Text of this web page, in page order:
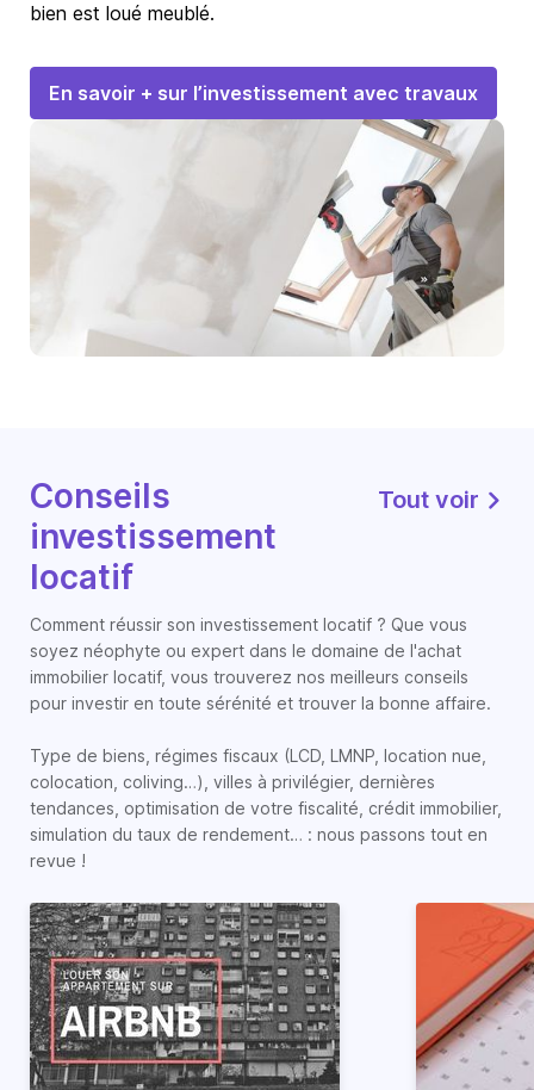
bien est loué meublé.
En savoir + sur l’investissement avec travaux
Conseils
investissement
locatif
Tout voir
Comment réussir son investissement locatif ? Que vous
soyez néophyte ou expert dans le domaine de l'achat
immobilier locatif, vous trouverez nos meilleurs conseils
pour investir en toute sérénité et trouver la bonne affaire.
Type de biens, régimes fiscaux (LCD, LMNP, location nue,
colocation, coliving…), villes à privilégier, dernières
tendances, optimisation de votre fiscalité, crédit immobilier,
simulation du taux de rendement… : nous passons tout en
revue !